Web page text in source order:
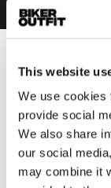
This website
We use cookies
provide social
We also share
our social
may combine it
Heren
Motorkleding
Motorjas heren
Motorbroek
Motorpak heren
Motorjeans heren